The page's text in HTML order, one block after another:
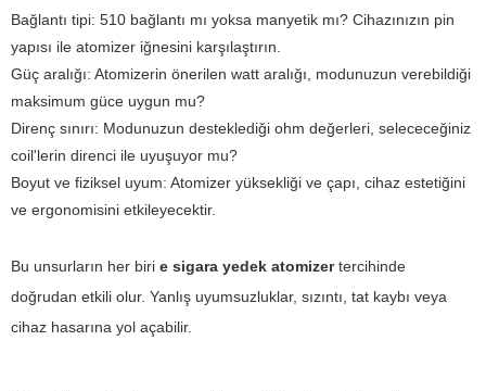
Bağlantı tipi: 510 bağlantı mı yoksa manyetik mı? Cihazınızın pin
yapısı ile atomizer iğnesini karşılaştırın.
Güç aralığı: Atomizerin önerilen watt aralığı, modunuzun verebildiği
maksimum güce uygun mu?
Direnç sınırı: Modunuzun desteklediği ohm değerleri, selececeğiniz
coil'lerin direnci ile uyuşuyor mu?
Boyut ve fiziksel uyum: Atomizer yüksekliği ve çapı, cihaz estetiğini
ve ergonomisini etkileyecektir.
Bu unsurların her biri e sigara yedek atomizertercihinde
doğrudan etkili olur. Yanlış uyumsuzluklar, sızıntı, tat kaybı veya
cihaz hasarına yol açabilir.